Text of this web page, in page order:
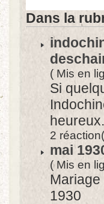
Dans la
( Mis en
Si
2
mai
( Mis en
1930